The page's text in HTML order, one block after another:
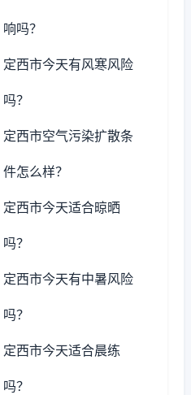
响吗？
定西市今天有风寒风险
吗？
定西市空气污染扩散条
件怎么样？
定西市今天适合晾晒
吗？
定西市今天有中暑风险
吗？
定西市今天适合晨练
吗？